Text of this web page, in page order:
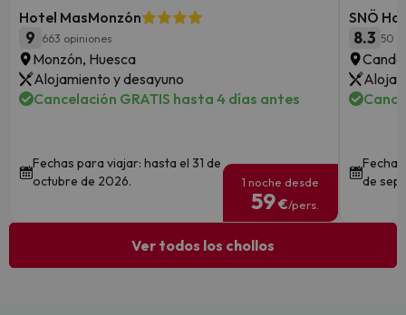
Hotel MasMonzón
9 663 opiniones
Monzón, Huesca
Alojamiento y desayuno
Cancelación GRATIS hasta 4 días antes
Fechas para viajar: hasta el 31 de
octubre de 2026.
1 noche desde
59€/pers.
SNÖ
8.3 50
de
Ver todos los chollos